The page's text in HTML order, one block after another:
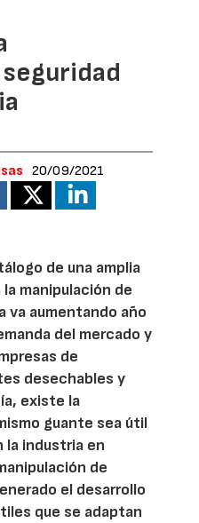
20/09/2021
de una amplia
manipulación de
va aumentando año
del mercado y
de
desechables y
existe la
guante sea útil
la industria en
de
el desarrollo
que se adaptan